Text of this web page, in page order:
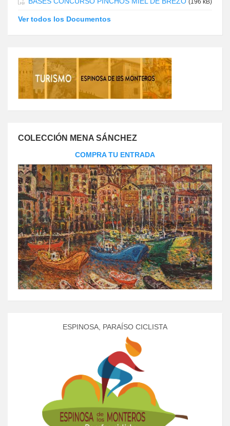
(196 kB)
Ver todos los Documentos
COLECCIÓN MENA SÁNCHEZ
COMPRA TU ENTRADA
ESPINOSA, PARAÍSO CICLISTA